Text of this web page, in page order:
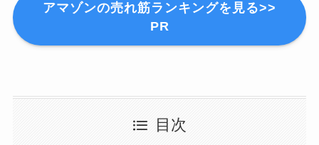
アマゾンの売れ筋ランキングを見る>>
PR
目次